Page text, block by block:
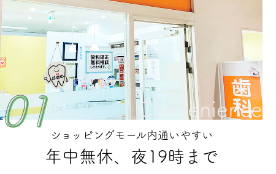
01
01 Convenience
ショッピングモール内通いやすい
年中無休、夜19時まで